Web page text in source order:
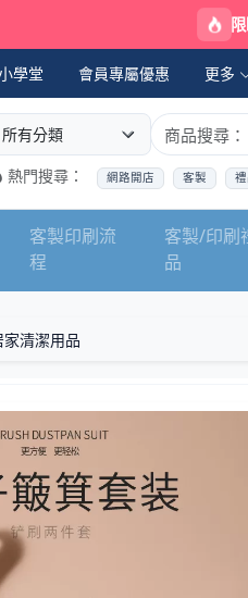
學堂 會員專屬優惠 更多
商品分類
商品關鍵字
熱門搜尋： 網路開店 客製
客製印刷流
程
客製/印刷
品
家清潔用品